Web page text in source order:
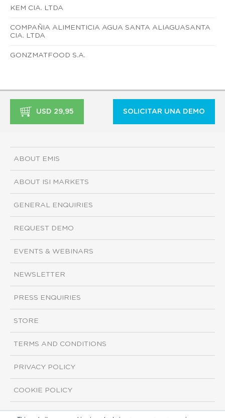
KEM CIA. LTDA
COMPAÑIA ALIMENTICIA AGUA SANTA ALIAGUASANTA
CIA. LTDA
GONZMATFOOD S.A.
USD 29,95 SOLICITAR UNA DEMO
ABOUT EMIS
ABOUT ISI MARKETS
GENERAL ENQUIRIES
REQUEST DEMO
EVENTS & WEBINARS
NEWSLETTER
PRESS ENQUIRIES
STORE
TERMS AND CONDITIONS
PRIVACY POLICY
COOKIE POLICY